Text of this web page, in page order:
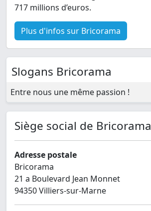
717 millions d’euros.
Plus d'infos sur Bricorama
Slogans Bricorama
Entre nous une même passion !
Siège social de Bricorama
Adresse postale
Bricorama
21 a Boulevard Jean Monnet
94350 Villiers-sur-Marne